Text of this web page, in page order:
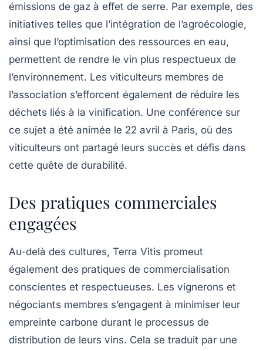
émissions de gaz à effet de serre. Par exemple, des
initiatives telles que l’intégration de l’agroécologie,
ainsi que l’optimisation des ressources en eau,
permettent de rendre le vin plus respectueux de
l’environnement. Les viticulteurs membres de
l’association s’efforcent également de réduire les
déchets liés à la vinification. Une conférence sur
ce sujet a été animée le 22 avril à Paris, où des
viticulteurs ont partagé leurs succès et défis dans
cette quête de durabilité.
Des pratiques commerciales
engagées
Au-delà des cultures, Terra Vitis promeut
également des pratiques de commercialisation
conscientes et respectueuses. Les vignerons et
négociants membres s’engagent à minimiser leur
empreinte carbone durant le processus de
distribution de leurs vins. Cela se traduit par une